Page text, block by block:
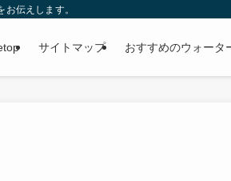
伝えします。
サイトマップ おすすめのウォータ